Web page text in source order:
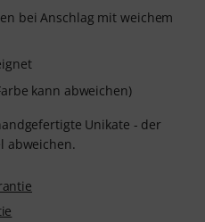
bei Anschlag mit weichem
kann abweichen)
Unikate - der
abweichen.